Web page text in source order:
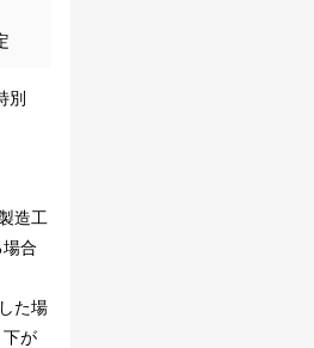
別
造工
合
た場
が